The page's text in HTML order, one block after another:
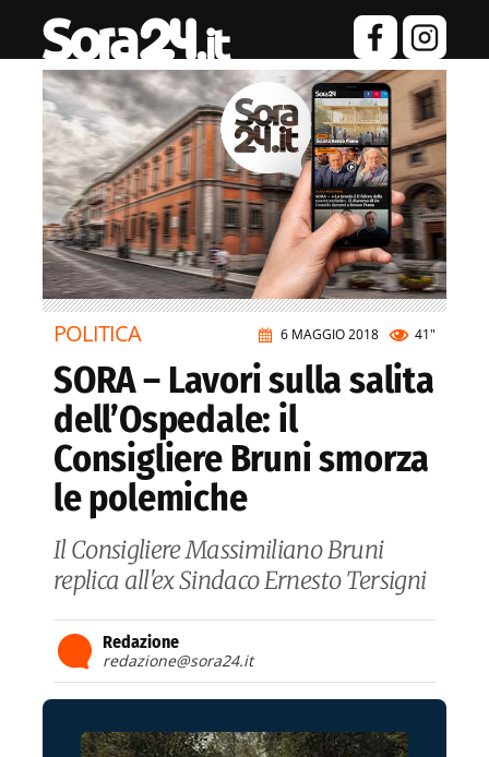
6 MAGGIO 2018 41"
POLITICA
SORA – Lavori sulla salita
dell’Ospedale: il
Consigliere Bruni smorza
le polemiche
Il Consigliere Massimiliano Bruni
replica all'ex Sindaco Ernesto Tersigni
Redazione
redazione@sora24.it